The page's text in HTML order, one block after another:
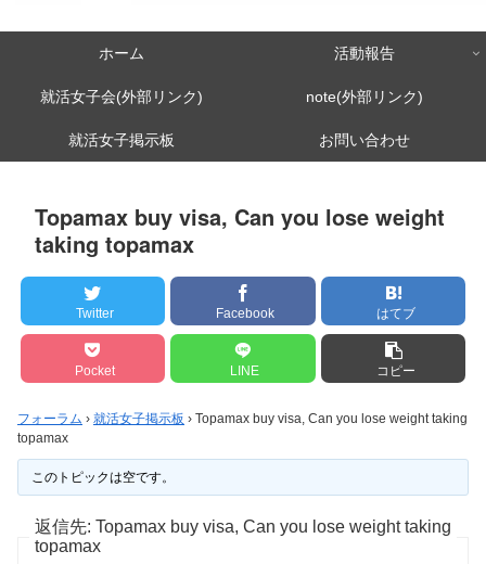
ホーム 活動報告
就活女子会(外部リンク) note(外部リンク)
就活女子掲示板 お問い合わせ
Topamax buy visa, Can you lose weight
taking topamax
Twitter Facebook はてブ
Pocket LINE コピー
フォーラム › 就活女子掲示板 › Topamax buy visa, Can you lose weight taking
topamax
このトピックは空です。
返信先: Topamax buy visa, Can you lose weight taking
topamax